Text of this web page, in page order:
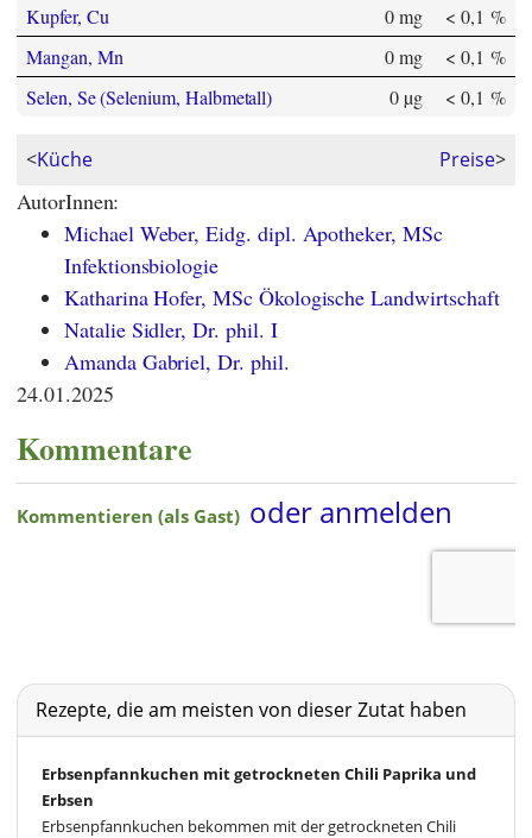
Kupfer, Cu 0 mg
< 0,1 %
Mangan, Mn
0 mg
< 0,1 %
Selen, Se (Selenium, Halbmetall)
0 µg < 0,1 %
<Küche Preise>
AutorInnen:
Michael Weber, Eidg. dipl. Apotheker, MSc
Infektionsbiologie
Katharina Hofer, MSc Ökologische Landwirtschaft
Natalie Sidler, Dr. phil. I
Amanda Gabriel, Dr. phil.
24.01.2025
Kommentare
Rezepte, die am meisten von dieser Zutat haben
Erbsenpfannkuchen mit getrockneten Chili Paprika und
Erbsen
Erbsenpfannkuchen bekommen mit der getrockneten Chili